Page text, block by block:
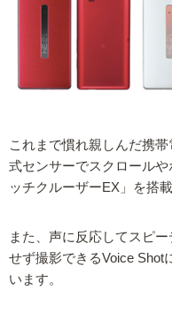
これまで慣れ親しんだ携
式センサーでスクロール
ッチクルーザーEX」を搭
また、声に反応してスピ
せず撮影できるVoice Shot
います。